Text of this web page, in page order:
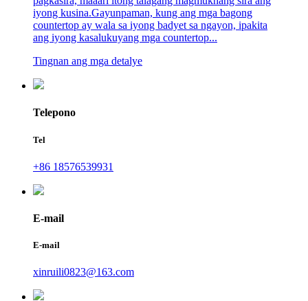
iyong kusina.Gayunpaman, kung ang mga bagong
countertop ay wala sa iyong badyet sa ngayon, ipakita
ang iyong kasalukuyang mga countertop...
Tingnan ang mga detalye
Telepono
Tel
+86 18576539931
E-mail
E-mail
xinruili0823@163.com